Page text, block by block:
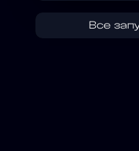
Все